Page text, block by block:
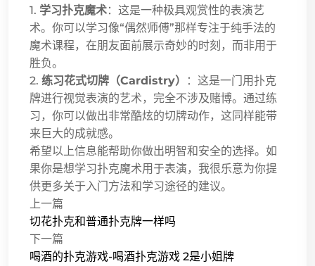
1. 学习扑克魔术：这是一种极具观赏性的表演艺
术。你可以学习像“偶然师傅”那样专注于纯手法的
魔术课程，在朋友面前展示奇妙的时刻，而非用于
胜负。
2. 练习花式切牌（Cardistry）
：这是一门用扑克
牌进行视觉表演的艺术，完全不涉及赌博。通过练
习，你可以做出非常酷炫的切牌动作，这同样能带
来巨大的成就感。
希望以上信息能帮助你做出明智和安全的选择。如
果你是想学习扑克魔术用于表演，我很乐意为你提
供更多关于入门方法和学习途径的建议。
上一篇
切花扑克和普通扑克牌一样吗
下一篇
喝酒的扑克游戏-喝酒扑克游戏 2是小姐牌